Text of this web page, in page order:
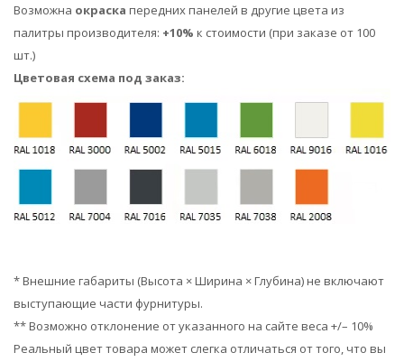
Возможна окраска передних панелей в другие цвета из
палитры производителя: +10% к стоимости (при заказе от 100
шт.)
Цветовая схема под заказ:
* Внешние габариты (Высота × Ширина × Глубина) не включают
выступающие части фурнитуры.
** Возможно отклонение от указанного на сайте веса +/– 10%
Реальный цвет товара может слегка отличаться от того, что вы